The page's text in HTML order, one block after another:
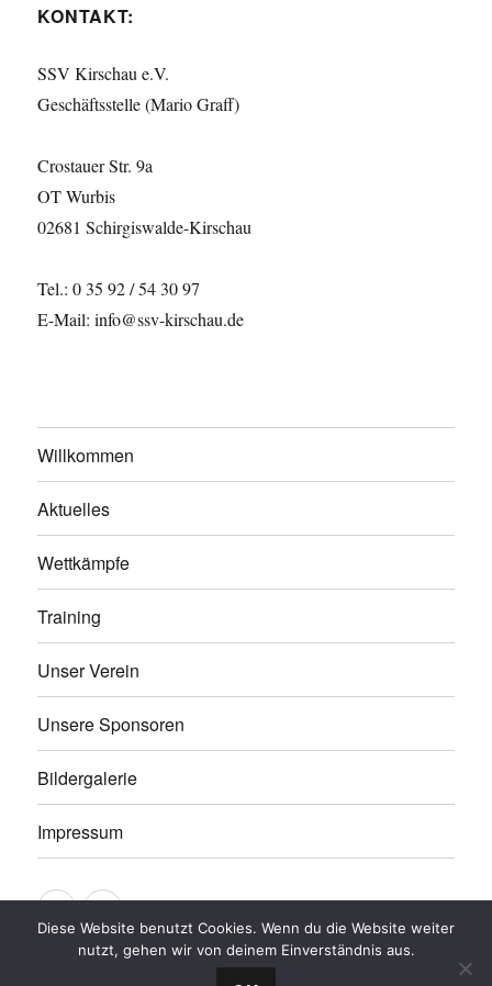
KONTAKT:
SSV Kirschau e.V.
Geschäftsstelle (Mario Graff)
Crostauer Str. 9a
OT Wurbis
02681 Schirgiswalde-Kirschau
Tel.: 0 35 92 / 54 30 97
E-Mail: info@ssv-kirschau.de
Willkommen
Aktuelles
Wettkämpfe
Training
Unser Verein
Unsere Sponsoren
Bildergalerie
Impressum
WebmailSitemap
Schwimmsportverein Kirschau e.V. Datenschutzerklärung
Diese Website benutzt Cookies. Wenn du die Website weiter
nutzt, gehen wir von deinem Einverständnis aus.